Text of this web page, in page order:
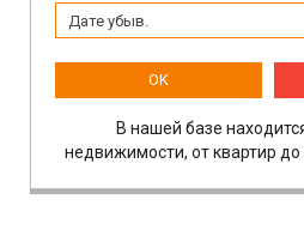
OK
В нашей базе
недвижимости, от квартир до